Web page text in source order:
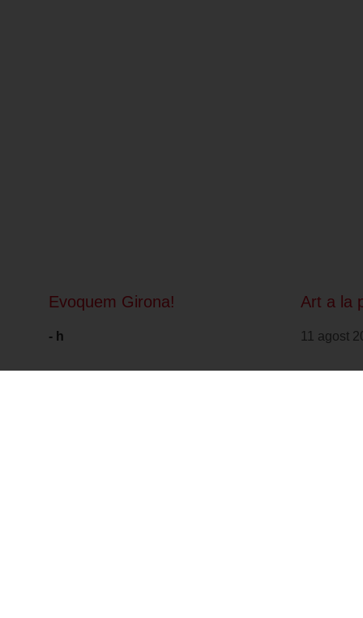
Evoquem Girona!
- h
Art a la
11 agost